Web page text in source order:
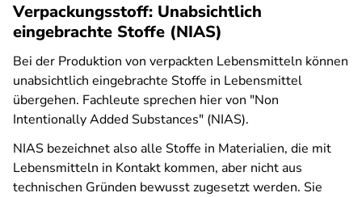
Verpackungsstoff: Unabsichtlich
eingebrachte Stoffe (NIAS)
Bei der Produktion von verpackten Lebensmitteln können
unabsichtlich eingebrachte Stoffe in Lebensmittel
übergehen. Fachleute sprechen hier von "Non
Intentionally Added Substances" (NIAS).
NIAS bezeichnet also alle Stoffe in Materialien, die mit
Lebensmitteln in Kontakt kommen, aber nicht aus
technischen Gründen bewusst zugesetzt werden. Sie